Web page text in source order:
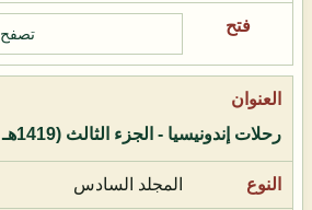
تصفح
رحلات إندونيسيا - الجزء الثالث (1419هـ - 1989م)
المجلد السادس